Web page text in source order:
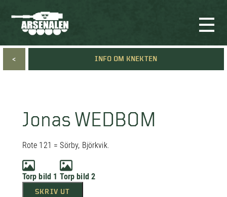
< INFO OM KNEKTEN
Jonas WEDBOM
Rote 121 = Sörby, Björkvik.
Torp bild 1 Torp bild 2
SKRIV UT